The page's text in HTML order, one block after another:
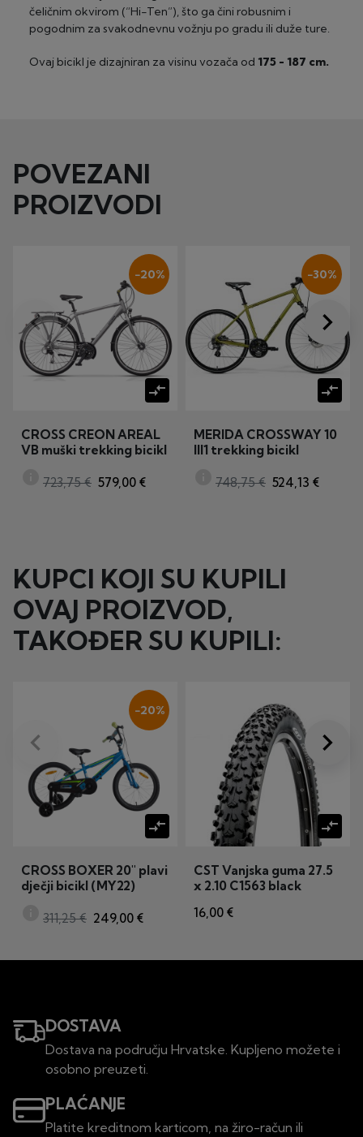
2-24 rate, minimalni iznos 100 €
čeličnim okvirom (“Hi-Ten”), što ga čini robusnim i
pogodnim za svakodnevnu vožnju po gradu ili duže ture.
Ovaj bicikl je dizajniran za visinu vozača od 175 - 187 cm.
POVEZANI
PROIZVODI
−20%
compare_arrows
CROSS CREON AREAL
VB muški trekking bicikl
723,75 € 579,00 €
−30%
compare_arrows
MERIDA CROSSWAY 10
III1 trekking bicikl
748,75 € 524,13 €
Prije
keyboard_arrow_left Dalje
keyboard_arrow_right
KUPCI KOJI SU KUPILI
OVAJ PROIZVOD,
TAKOĐER SU KUPILI:
−20%
compare_arrows
CROSS BOXER 20" plavi
dječji bicikl (MY22)
311,25 € 249,00 €
compare_arrows
CST Vanjska guma 27.5
x 2.10 C1563 black
16,00 €
Prije
keyboard_arrow_left Dalje
keyboard_arrow_right
DOSTAVA
Dostava na području Hrvatske. Kupljeno možete i
osobno preuzeti.
PLAĆANJE
Platite kreditnom karticom, na žiro-račun ili